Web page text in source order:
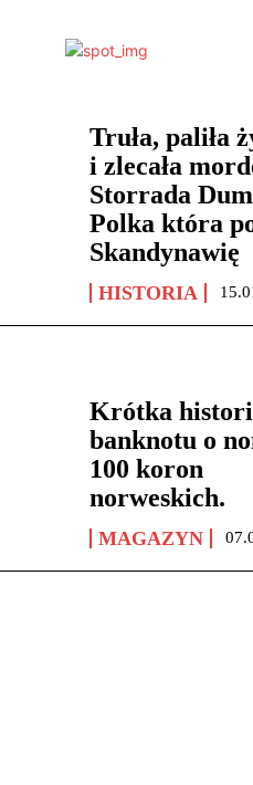
Truła, paliła
i zlecała
Storrada
Polka która
Skandynawię
HISTORIA
Krótka
banknotu o
100 koron
norweskich.
MAGAZYN